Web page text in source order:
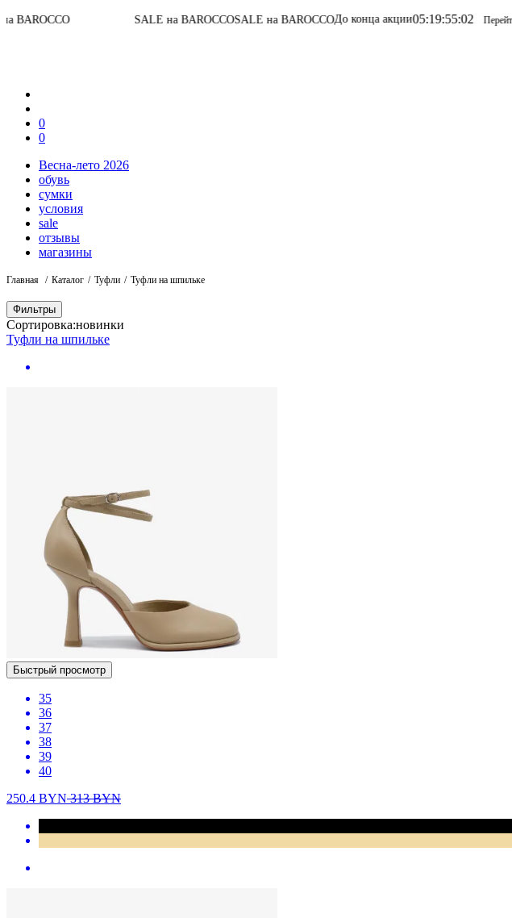
SALE на BAROCCOSALE на BAROCCOДо конца акции05:19:55:02 Перейти в каталог
0
0
Весна-лето 2026
обувь
сумки
условия
sale
отзывы
магазины
Главная Каталог Туфли Туфли на шпильке
Фильтры
Сортировка:новинки
Туфли на шпильке
Быстрый просмотр
35
36
37
38
39
40
250.4 BYN313BYN